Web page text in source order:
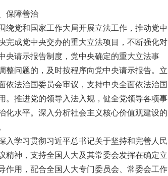
保障善治
党和国家工作大局开展立法工作，推动党中
完成党中央交办的重大立法项目，不断强化对
央请示报告制度，党中央确定的重大立法事
问题的，及时按程序向党中央请示报告。立
法治国委员会审议，支持中央全面依法治国
。推进党的领导入法入规，健全党领导各项事
化水平。深入分析社会主义核心价值观建设的
学习贯彻习近平总书记关于坚持和完善人民
神，支持全国人大及其常委会发挥在确定立
作用，配合全国人大专门委员会、常委会工作